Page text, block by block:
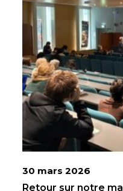
30 mars 2026
Retour sur notre